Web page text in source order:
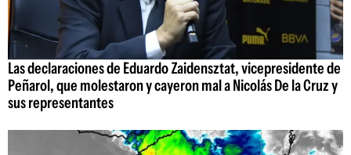
Las declaraciones de Eduardo Zaidensztat, vicepresidente de
Peñarol, que molestaron y cayeron mal a Nicolás De la Cruz y
sus representantes